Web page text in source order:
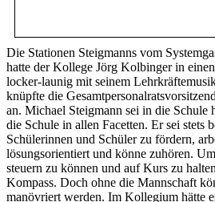
Die Stationen Steigmanns vom
hatte der Kollege Jörg Kolbinger in
locker-launig mit seinem
knüpfte die
an. Michael Steigmann sei in die Schule
die Schule in allen Facetten. Er sei stets
Schülerinnen und Schüler zu fördern,
lösungsorientiert und könne zuhören.
steuern zu können und auf Kurs zu
Kompass. Doch ohne die Mannschaft
manövriert werden. Im Kollegium hätte